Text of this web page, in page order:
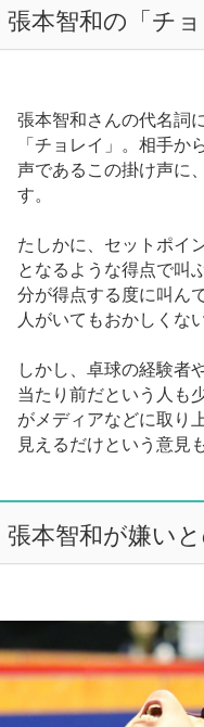
張本智和の「チ
張本智和さんの代名詞
「チョレイ」。相手
声であるこの掛け声に
す。
たしかに、セットポイ
となるような得点で叫
分が得点する度に叫ん
人がいてもおかしくな
しかし、卓球の経験者
当たり前だという人も
がメディアなどに取り
見えるだけという意見
張本智和が嫌い